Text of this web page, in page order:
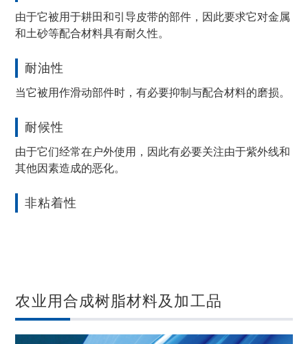
由于它被用于耕田和引导皮带的部件，因此要求它对金属
和土砂等配合材料具有耐久性。
耐油性
当它被用作滑动部件时，有必要抑制与配合材料的磨损。
耐候性
由于它们经常在户外使用，因此有必要关注由于紫外线和
其他因素造成的恶化。
非粘着性
农业用合成树脂材料及加工品